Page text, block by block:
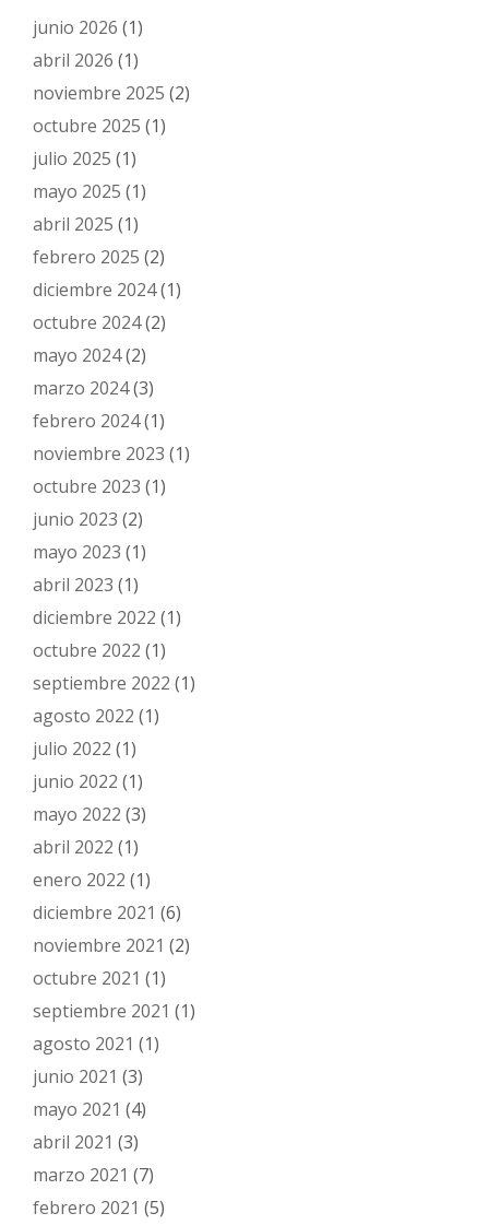
junio 2026 (1)
abril 2026 (1)
noviembre 2025 (2)
octubre 2025 (1)
julio 2025 (1)
mayo 2025 (1)
abril 2025 (1)
febrero 2025 (2)
diciembre 2024(1)
octubre 2024(2)
mayo 2024(2)
marzo 2024(3)
febrero 2024(1)
noviembre 2023 (1)
octubre 2023 (1)
junio 2023 (2)
mayo 2023 (1)
abril 2023 (1)
diciembre 2022 (1)
octubre 2022 (1)
septiembre 2022 (1)
agosto 2022 (1)
julio 2022 (1)
junio 2022 (1)
mayo 2022 (3)
abril 2022 (1)
enero 2022 (1)
diciembre 2021 (6)
noviembre 2021 (2)
octubre 2021 (1)
septiembre 2021 (1)
agosto 2021 (1)
junio 2021 (3)
mayo 2021 (4)
abril 2021 (3)
marzo 2021 (7)
febrero 2021 (5)